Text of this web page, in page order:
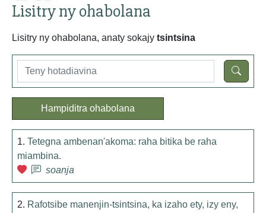
Lisitry ny ohabolana
Lisitry ny ohabolana, anaty sokajy tsintsina
Hampiditra ohabolana
1. Tetegna ambenan'akoma: raha bitika be raha
miambina.
soanja
2. Rafotsibe manenjin-tsintsina, ka izaho ety, izy eny,